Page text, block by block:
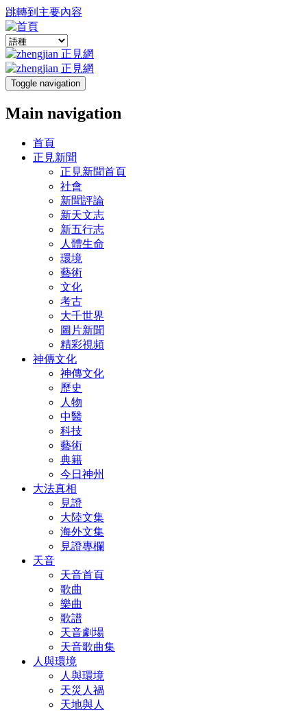
跳轉到主要內容
Toggle navigation
Main navigation
首頁
正見新聞
正見新聞首頁
社會
新聞評論
新天文志
新五行志
人體生命
環境
藝術
文化
考古
大千世界
圖片新聞
精彩視頻
神傳文化
神傳文化
歷史
人物
中醫
科技
藝術
典籍
今日神州
大法真相
見證
大陸文集
海外文集
見證專欄
天音
天音首頁
歌曲
樂曲
歌譜
天音劇場
天音歌曲集
人與環境
人與環境
天災人禍
天地與人